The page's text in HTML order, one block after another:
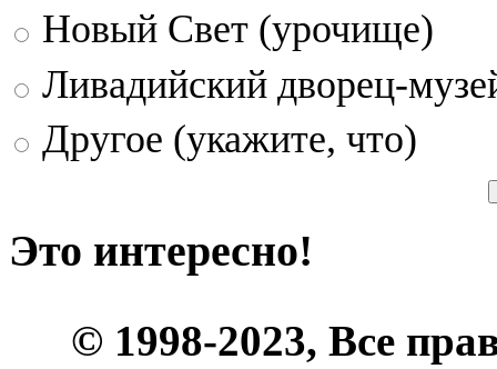
Новый Свет (урочище)
Ливадийский дворец-
Другое (укажите, что)
Это интересно!
© 1998-2023, Все